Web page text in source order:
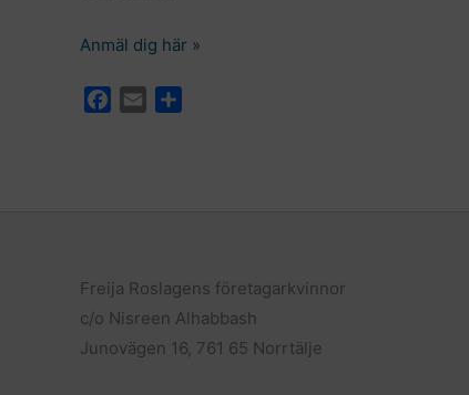
Anmäl dig här »
k
Freija Roslagens företagarkvinnor
c/o Nisreen Alhabbash
Junovägen 16, 761 65 Norrtälje